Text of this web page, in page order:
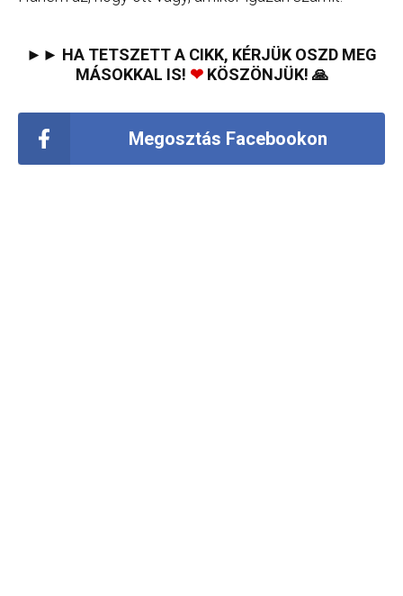
►► HA TETSZETT A CIKK, KÉRJÜK OSZD MEG
MÁSOKKAL IS! ❤KÖSZÖNJÜK! 🙏
Megosztás Facebookon